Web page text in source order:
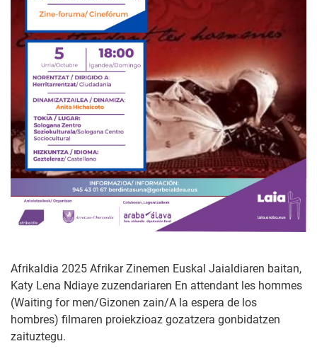
Afrikaldia 2025 Afrikar Zinemen Euskal Jaialdiaren baitan,
Katy Lena Ndiaye zuzendariaren En attendant les hommes
(Waiting for men/Gizonen zain/A la espera de los
hombres) filmaren proiekzioaz gozatzera gonbidatzen
zaituztegu.